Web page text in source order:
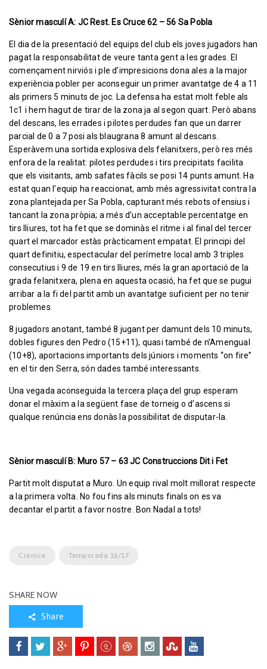
Sènior masculí A: JC Rest. Es Cruce 62 – 56 Sa Pobla
El dia de la presentació del equips del club els joves jugadors han
pagat la responsabilitat de veure tanta gent a les grades. El
començament nirviós i ple d’impresicions dona ales a la major
experiència pobler per aconseguir un primer avantatge de 4 a 11
als primers 5 minuts de joc. La defensa ha estat molt feble als
1c1 i hem hagut de tirar de la zona ja al segon quart. Però abans
del descans, les errades i pilotes perdudes fan que un darrer
parcial de 0 a 7 posi als blaugrana 8 amunt al descans.
Esperàvem una sortida explosiva dels felanitxers, però res més
enfora de la realitat: pilotes perdudes i tirs precipitats facilita
que els visitants, amb safates fàcils se posi 14 punts amunt. Ha
estat quan l’equip ha reaccionat, amb més agressivitat contra la
zona plantejada per Sa Pobla, capturant més rebots ofensius i
tancant la zona pròpia; a més d’un acceptable percentatge en
tirs lliures, tot ha fet que se dominàs el ritme i al final del tercer
quart el marcador estàs pràcticament empatat. El principi del
quart definitiu, espectacular del perímetre local amb 3 triples
consecutius i 9 de 19 en tirs lliures, més la gran aportació de la
grada felanitxera, plena en aquesta ocasió, ha fet que se pugui
arribar a la fi del partit amb un avantatge suficient per no tenir
problemes.
8 jugadors anotant, també 8 jugant per damunt dels 10 minuts,
dobles figures den Pedro (15+11), quasi també de n’Amengual
(10+8), aportacions importants dels júniors i moments “on fire”
en el tir den Serra, són dades també interessants.
Una vegada aconseguida la tercera plaça del grup esperam
donar el màxim a la següent fase de torneig o d’ascens si
qualque renúncia ens donàs la possibilitat de disputar-la.
Sènior masculí B: Muro 57 – 63 JC Construccions Dit i Fet
Partit molt disputat a Muro. Un equip rival molt millorat respecte
a la primera volta. No fou fins als minuts finals on es va
decantar el partit a favor nostre. Bon Nadal a tots!
Crònica Temporada 16/17
SHARE NOW
Share